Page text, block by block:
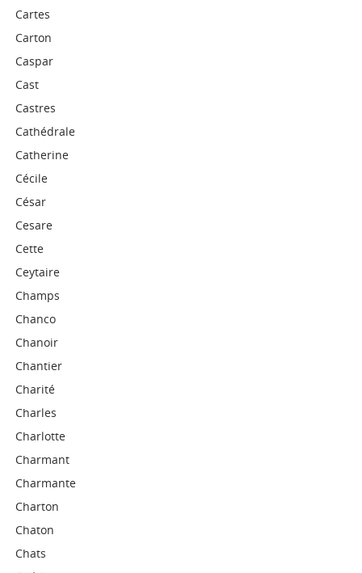
Cartes
Carton
Caspar
Cast
Castres
Cathédrale
Catherine
Cécile
César
Cesare
Cette
Ceytaire
Champs
Chanco
Chanoir
Chantier
Charité
Charles
Charlotte
Charmant
Charmante
Charton
Chaton
Chats